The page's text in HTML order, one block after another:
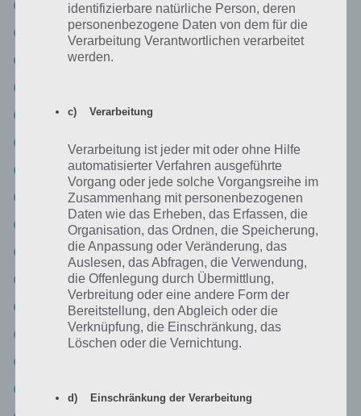
Level 5-4 Lösung
Level 5-5 Walkthrough
Level 5-6
Level 5-8 Lösung
Level 5-9
Level 5-10
Level 5-11 Walkthrough
Level 5-12
Level 5-13 Lösung
Level 5-14 Lösung
Level 5-15
Level 5-16
identifizierbare natürliche Person, deren
personenbezogene Daten von dem für die
Verarbeitung Verantwortlichen verarbeitet
werden.
c) Verarbeitung
Verarbeitung ist jeder mit oder ohne Hilfe
automatisierter Verfahren ausgeführte
Vorgang oder jede solche Vorgangsreihe im
Zusammenhang mit personenbezogenen
Daten wie das Erheben, das Erfassen, die
Organisation, das Ordnen, die Speicherung,
die Anpassung oder Veränderung, das
Auslesen, das Abfragen, die Verwendung,
die Offenlegung durch Übermittlung,
Verbreitung oder eine andere Form der
Bereitstellung, den Abgleich oder die
Verknüpfung, die Einschränkung, das
Löschen oder die Vernichtung.
d) Einschränkung der Verarbeitung